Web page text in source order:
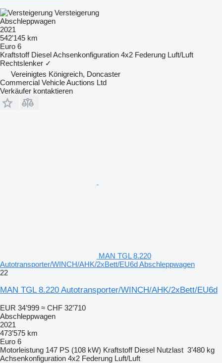
Versteigerung
Abschleppwagen
2021
542’145 km
Euro 6
Kraftstoff DieselAchsenkonfiguration 4x2 Federung Luft/Luft
Rechtslenker ✓
Vereinigtes Königreich, Doncaster
Commercial Vehicle Auctions Ltd
Verkäufer kontaktieren
MAN TGL 8.220
Autotransporter/WINCH/AHK/2xBett/EU6d Abschleppwagen
22
MAN TGL 8.220 Autotransporter/WINCH/AHK/2xBett/EU6d
EUR 34’999 ≈ CHF 32’710
Abschleppwagen
2021
473’575 km
Euro 6
Motorleistung 147 PS (108 kW) Kraftstoff Diesel Nutzlast 3’480 kg
Achsenkonfiguration 4x2 Federung Luft/Luft